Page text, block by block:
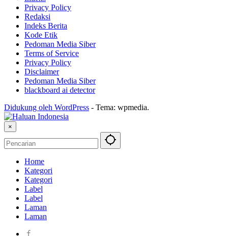
Privacy Policy
Redaksi
Indeks Berita
Kode Etik
Pedoman Media Siber
Terms of Service
Privacy Policy
Disclaimer
Pedoman Media Siber
blackboard ai detector
Didukung oleh WordPress - Tema: wpmedia.
×
Home
Kategori
Kategori
Label
Label
Laman
Laman